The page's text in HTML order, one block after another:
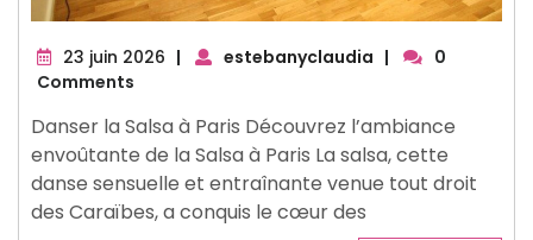
23 juin 2026 23
| estebanyclaudia |
0
Comments
Danser la Salsa à Paris Découvrez l’ambiance
envoûtante de la Salsa à Paris La salsa, cette
danse sensuelle et entraînante venue tout droit
des Caraïbes, a conquis le cœur des